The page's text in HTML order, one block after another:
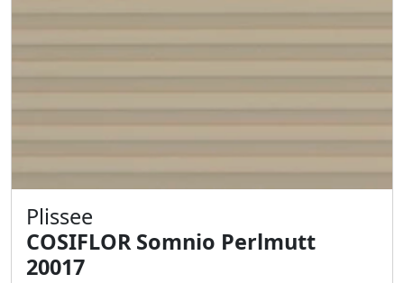
Plissee
COSIFLOR Somnio Perlmutt
20017